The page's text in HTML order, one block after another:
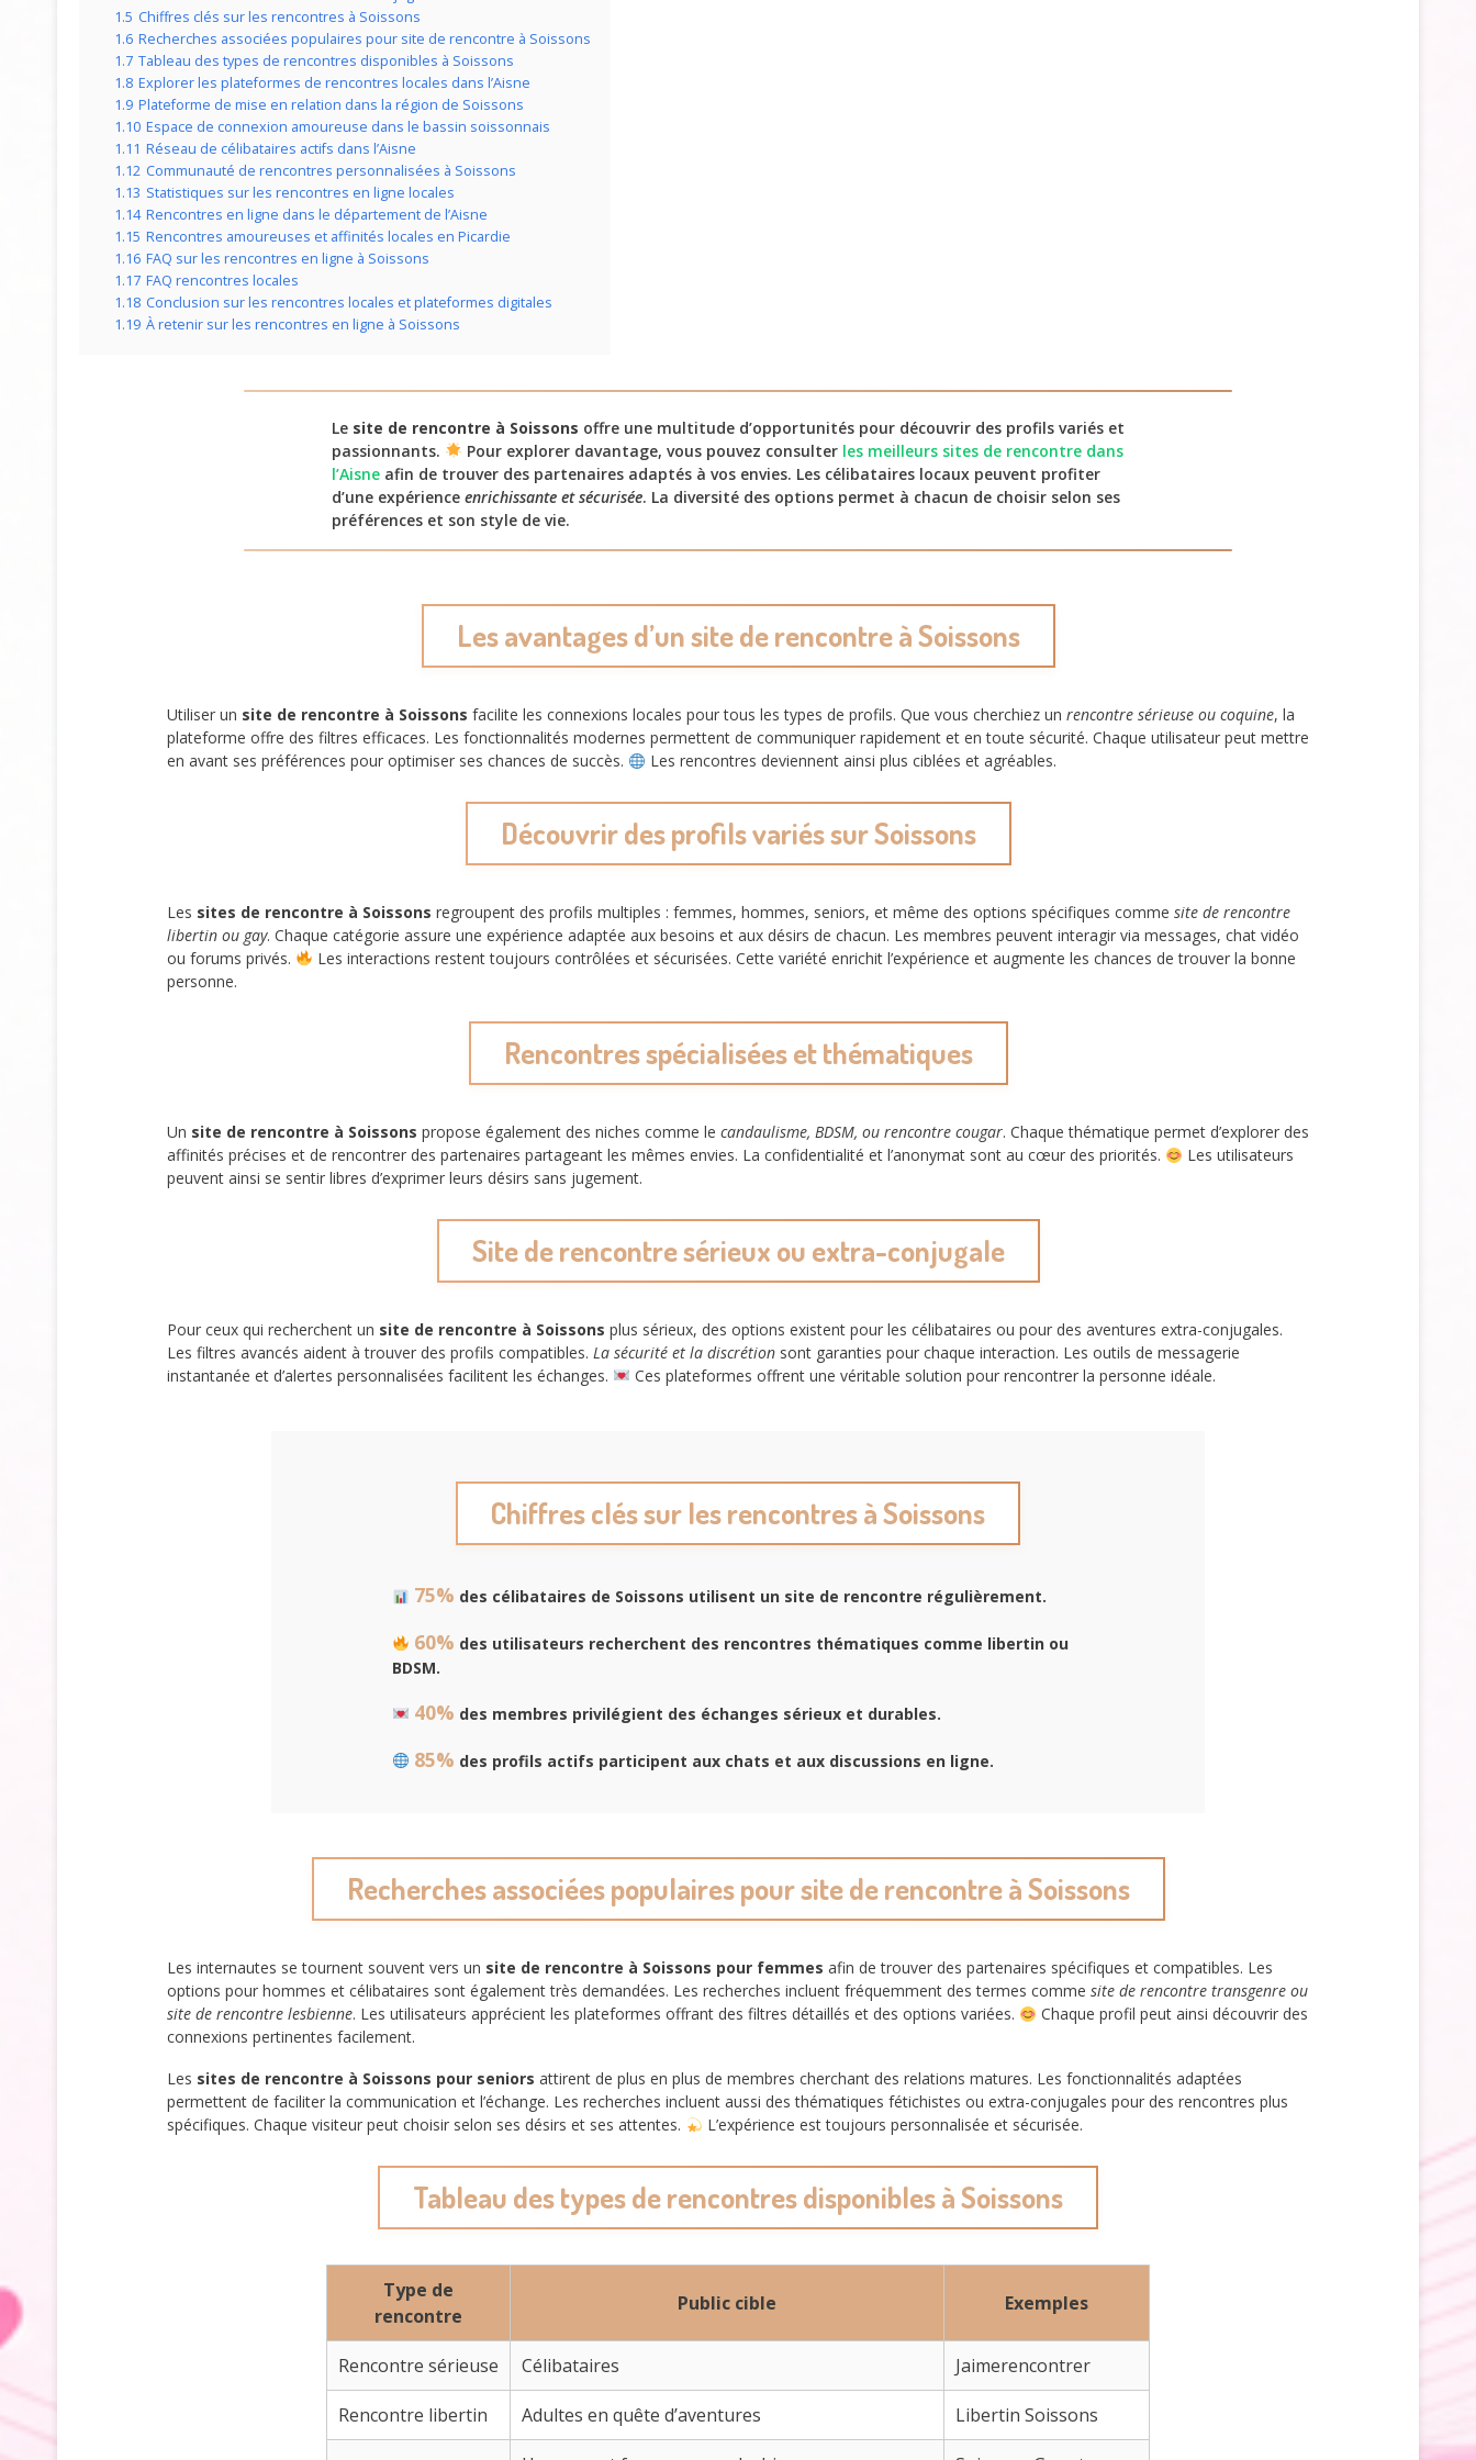
1.5 Chiffres clés sur les rencontres à Soissons
1.6 Recherches associées populaires pour site de rencontre à Soissons
1.7 Tableau des types de rencontres disponibles à Soissons
1.8 Explorer les plateformes de rencontres locales dans l’Aisne
1.9 Plateforme de mise en relation dans la région de Soissons
1.10 Espace de connexion amoureuse dans le bassin soissonnais
1.11 Réseau de célibataires actifs dans l’Aisne
1.12 Communauté de rencontres personnalisées à Soissons
1.13 Statistiques sur les rencontres en ligne locales
1.14 Rencontres en ligne dans le département de l’Aisne
1.15 Rencontres amoureuses et affinités locales en Picardie
1.16 FAQ sur les rencontres en ligne à Soissons
1.17 FAQ rencontres locales
1.18 Conclusion sur les rencontres locales et plateformes digitales
1.19 À retenir sur les rencontres en ligne à Soissons
Le site de rencontre à Soissons offre une multitude d’opportunités pour découvrir des profils variés et
passionnants.
Pour explorer davantage, vous pouvez consulter les meilleurs sites de rencontre dans
l’Aisne afin de trouver des partenaires adaptés à vos envies. Les célibataires locaux peuvent profiter
d’une expérience enrichissante et sécurisée. La diversité des options permet à chacun de choisir selon ses
préférences et son style de vie.
Les avantages d’un site de rencontre à Soissons
Utiliser un site de rencontre à Soissons facilite les connexions locales pour tous les types de profils. Que vous cherchiez un rencontre sérieuse ou coquine, la
plateforme offre des filtres efficaces. Les fonctionnalités modernes permettent de communiquer rapidement et en toute sécurité. Chaque utilisateur peut mettre
en avant ses préférences pour optimiser ses chances de succès.
Les rencontres deviennent ainsi plus ciblées et agréables.
Découvrir des profils variés sur Soissons
Les sites de rencontre à Soissons regroupent des profils multiples : femmes, hommes, seniors, et même des options spécifiques comme site de rencontre
libertin ou gay. Chaque catégorie assure une expérience adaptée aux besoins et aux désirs de chacun. Les membres peuvent interagir via messages, chat vidéo
ou forums privés.
Les interactions restent toujours contrôlées et sécurisées. Cette variété enrichit l’expérience et augmente les chances de trouver la bonne
personne.
Rencontres spécialisées et thématiques
Un site de rencontre à Soissons propose également des niches comme le candaulisme, BDSM, ou rencontre cougar. Chaque thématique permet d’explorer des
affinités précises et de rencontrer des partenaires partageant les mêmes envies. La confidentialité et l’anonymat sont au cœur des priorités.
Les utilisateurs
peuvent ainsi se sentir libres d’exprimer leurs désirs sans jugement.
Site de rencontre sérieux ou extra-conjugale
Pour ceux qui recherchent un site de rencontre à Soissons plus sérieux, des options existent pour les célibataires ou pour des aventures extra-conjugales.
Les filtres avancés aident à trouver des profils compatibles. La sécurité et la discrétion sont garanties pour chaque interaction. Les outils de messagerie
instantanée et d’alertes personnalisées facilitent les échanges.
Ces plateformes offrent une véritable solution pour rencontrer la personne idéale.
Chiffres clés sur les rencontres à Soissons
75% des célibataires de Soissons utilisent un site de rencontre régulièrement.
60% des utilisateurs recherchent des rencontres thématiques comme libertin ou
BDSM.
40% des membres privilégient des échanges sérieux et durables.
85% des profils actifs participent aux chats et aux discussions en ligne.
Recherches associées populaires pour site de rencontre à Soissons
Les internautes se tournent souvent vers un site de rencontre à Soissons pour femmes afin de trouver des partenaires spécifiques et compatibles. Les
options pour hommes et célibataires sont également très demandées. Les recherches incluent fréquemment des termes comme site de rencontre transgenre ou
site de rencontre lesbienne. Les utilisateurs apprécient les plateformes offrant des filtres détaillés et des options variées.
Chaque profil peut ainsi découvrir des
connexions pertinentes facilement.
Les sites de rencontre à Soissons pour seniors attirent de plus en plus de membres cherchant des relations matures. Les fonctionnalités adaptées
permettent de faciliter la communication et l’échange. Les recherches incluent aussi des thématiques fétichistes ou extra-conjugales pour des rencontres plus
spécifiques. Chaque visiteur peut choisir selon ses désirs et ses attentes.
L’expérience est toujours personnalisée et sécurisée.
Tableau des types de rencontres disponibles à Soissons
Type de
rencontre
Public cible Exemples
Rencontre sérieuse Célibataires Jaimerencontrer
Rencontre libertin Adultes en quête d’aventures Libertin Soissons